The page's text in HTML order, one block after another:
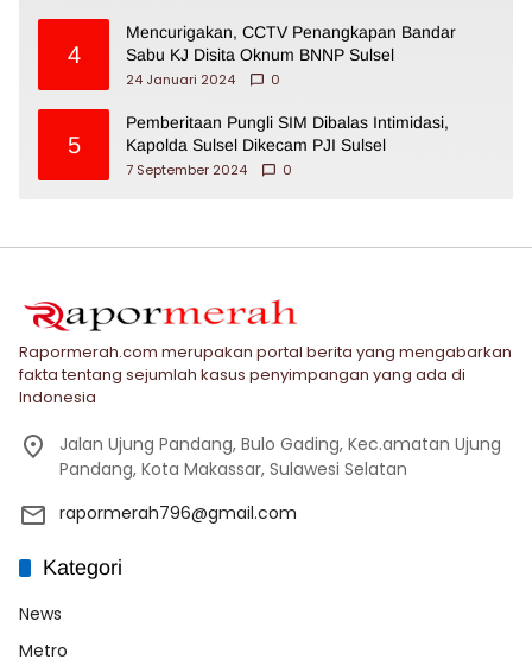
4
Mencurigakan, CCTV Penangkapan Bandar
Sabu KJ Disita Oknum BNNP Sulsel
24 Januari 2024
0
5
Pemberitaan Pungli SIM Dibalas Intimidasi,
Kapolda Sulsel Dikecam PJI Sulsel
7 September 2024
0
Rapormerah.com merupakan portal berita yang mengabarkan
fakta tentang sejumlah kasus penyimpangan yang ada di
Indonesia
Jalan Ujung Pandang, Bulo Gading, Kec.amatan Ujung
Pandang, Kota Makassar, Sulawesi Selatan
rapormerah796@gmail.com
Kategori
News
Metro